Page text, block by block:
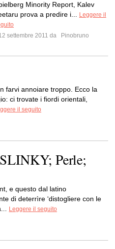
Minority Report, Kalev
prova a predire i...
Leggere il
12 settembre 2011 da
Pinobruno
farvi annoiare troppo. Ecco la
ci trovate i fiordi orientali,
il seguito
Perle;
e questo dal latino
di deterrìre ‘distogliere con le
Leggere il seguito